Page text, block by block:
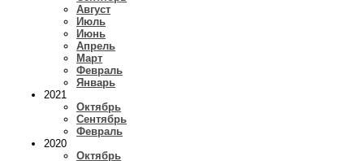
Август
Июль
Июнь
Апрель
Март
Февраль
Январь
2021
Октябрь
Сентябрь
Февраль
2020
Октябрь